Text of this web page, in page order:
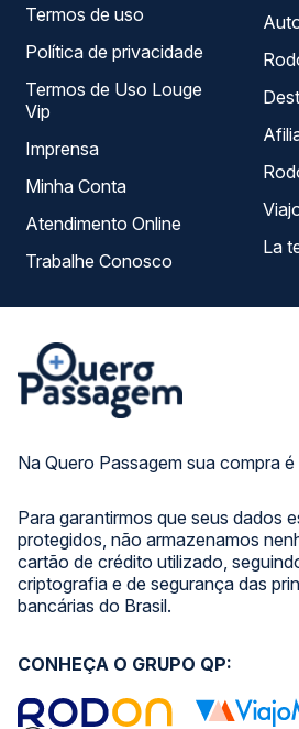
Na Quero Passagem sua compra
Para garantirmos que seus dados
protegidos, não armazenamos
cartão de crédito utilizado,
criptografia e de segurança das
bancárias do Brasil.
Termos de uso
Política de privacidade
Termos de Uso Louge
Vip
Imprensa
Minha Conta
Atendimento Online
Trabalhe Conosco
CONHEÇA O GRUPO QP: